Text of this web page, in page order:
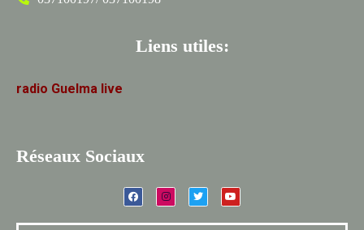
Liens utiles:
radio Guelma live
Réseaux Sociaux